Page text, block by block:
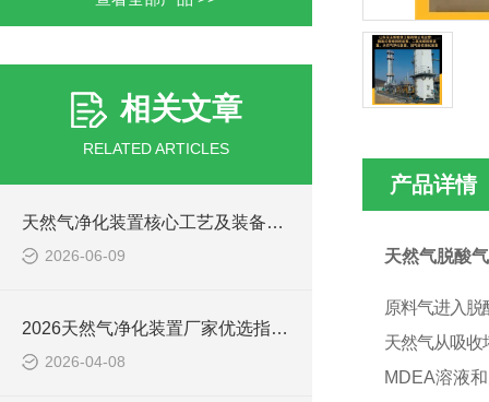
相关文章
RELATED ARTICLES
天然气净化装置核心工艺及装备解析
2026-06-09
2026天然气净化装置厂家优选指南：专业实力与高性价比品牌解析
2026-04-08
产品详情
天然气脱酸
原料气进入脱
天然气从吸
MDEA溶液